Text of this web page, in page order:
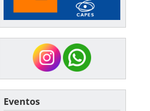
Eventos